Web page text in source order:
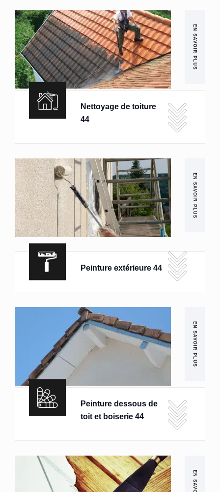
EN SAVOIR PLUS
Nettoyage de toiture
44
EN SAVOIR PLUS
Peinture extérieure 44
EN SAVOIR PLUS
Peinture dessous de
toit et boiserie 44